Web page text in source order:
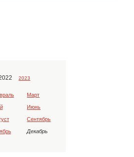
2023
Март
Июнь
Сентябрь
Декабрь